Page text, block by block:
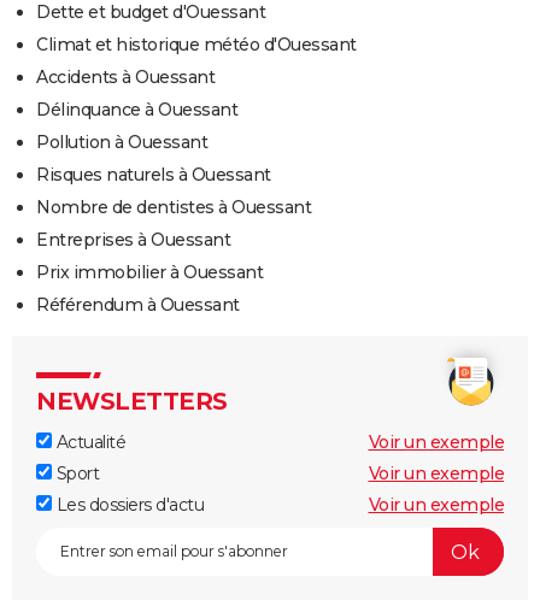
Dette et budget d'Ouessant
Climat et historique météo d'Ouessant
Accidents à Ouessant
Délinquance à Ouessant
Pollution à Ouessant
Risques naturels à Ouessant
Nombre de dentistes à Ouessant
Entreprises à Ouessant
Prix immobilier à Ouessant
Référendum à Ouessant
NEWSLETTERS
Actualité
Voir un exemple
Sport
Voir un exemple
Les dossiers d'actu
Voir un exemple